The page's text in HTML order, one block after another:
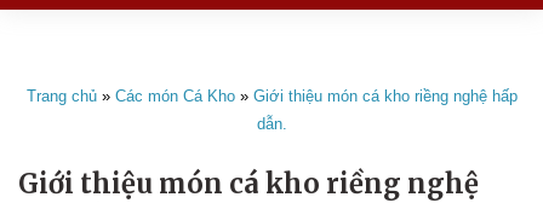
Trang chủ» Các món Cá Kho» Giới thiệu món cá kho riềng nghệ hấp
dẫn.
Giới thiệu món cá kho riềng nghệ